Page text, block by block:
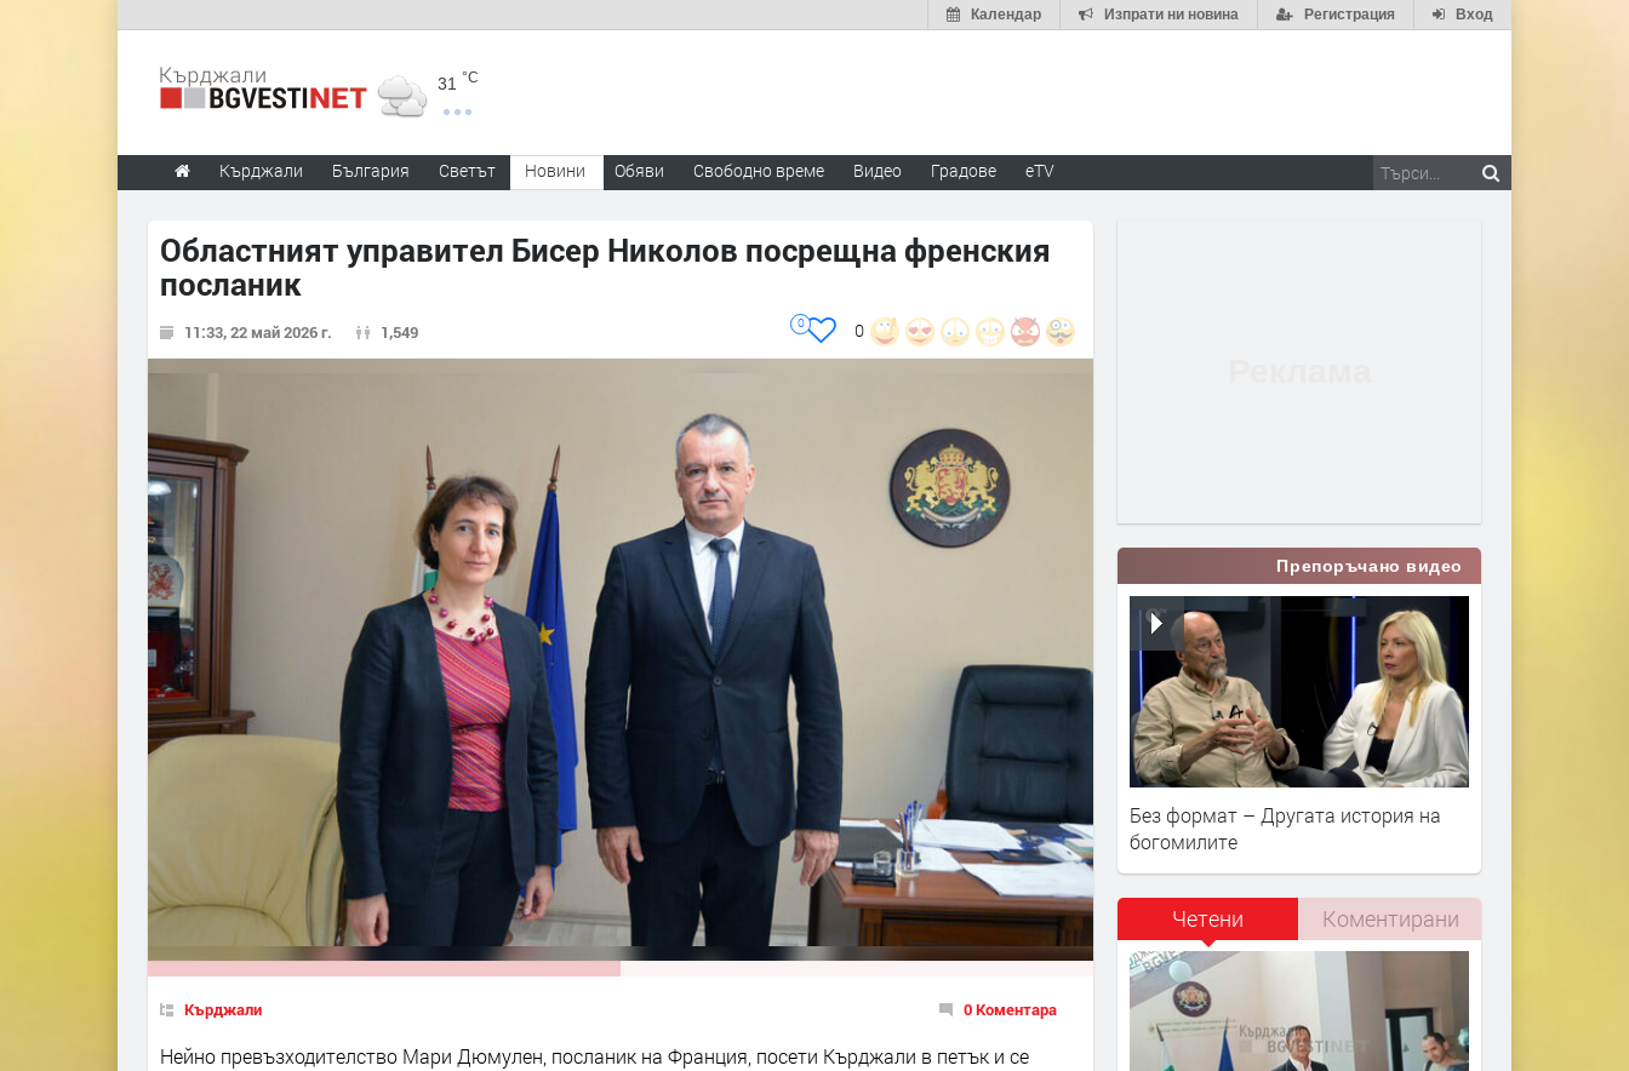
Вход
Регистрация
Изпрати ни новина
Календар
31 °C
Кърджали България Светът Новини Обяви Свободно време Видео Градове eTV
Областният управител Бисер Николов посрещна френския
посланик
11:33, 22 май 2026 г. 1,549 0
0
Кърджали 0 Коментара
Нейно превъзходителство Мари Дюмулен, посланик на Франция, посети Кърджали в петък и се
Препоръчано видео
Без формат – Другата история на
богомилите
Четени Коментирани